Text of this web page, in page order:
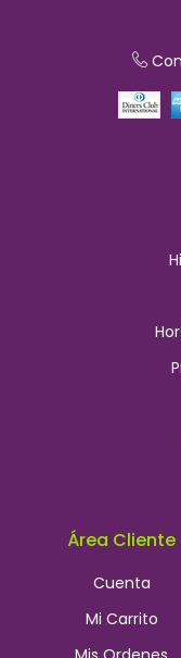
Área Cliente
Cuenta
Mi Carrito